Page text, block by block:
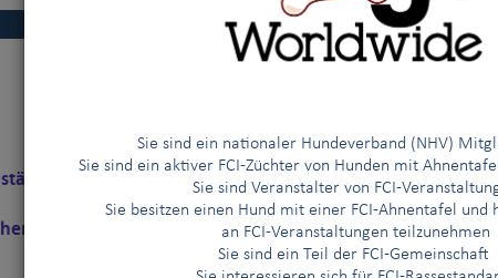
Sie sind ein nationaler Hundeverband (NHV)
Sie sind ein aktiver FCI-Züchter von Hunden mit
Sie sind Veranstalter von FCI-
Sie besitzen einen Hund mit einer FCI-Ahnentafel und
an FCI-Veranstaltungen teilzunehmen
Sie sind ein Teil der FCI-Gemeinschaft
nationaler Hundeverband
Magyar
(UNGARN)
Wohnsitzes HUNGARY